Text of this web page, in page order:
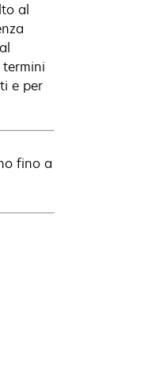
al
e per
fino a